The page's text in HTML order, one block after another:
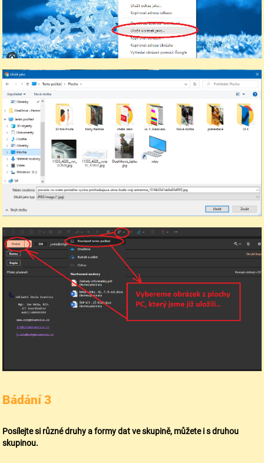
Bádání 3
Posílejte si různé druhy a formy dat ve skupině, můžete i s druhou
skupinou.